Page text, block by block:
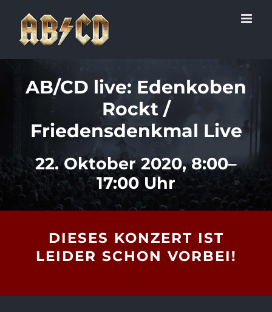
Inhalt
springen
AB/CD live: Edenkoben
Rockt /
Friedensdenkmal Live
22. Oktober 2020, 8:00–
17:00 Uhr
DIESES KONZERT IST
LEIDER SCHON VORBEI!